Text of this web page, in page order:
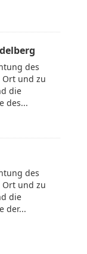
des
Ort und zu
die
des...
des
Ort und zu
die
der...